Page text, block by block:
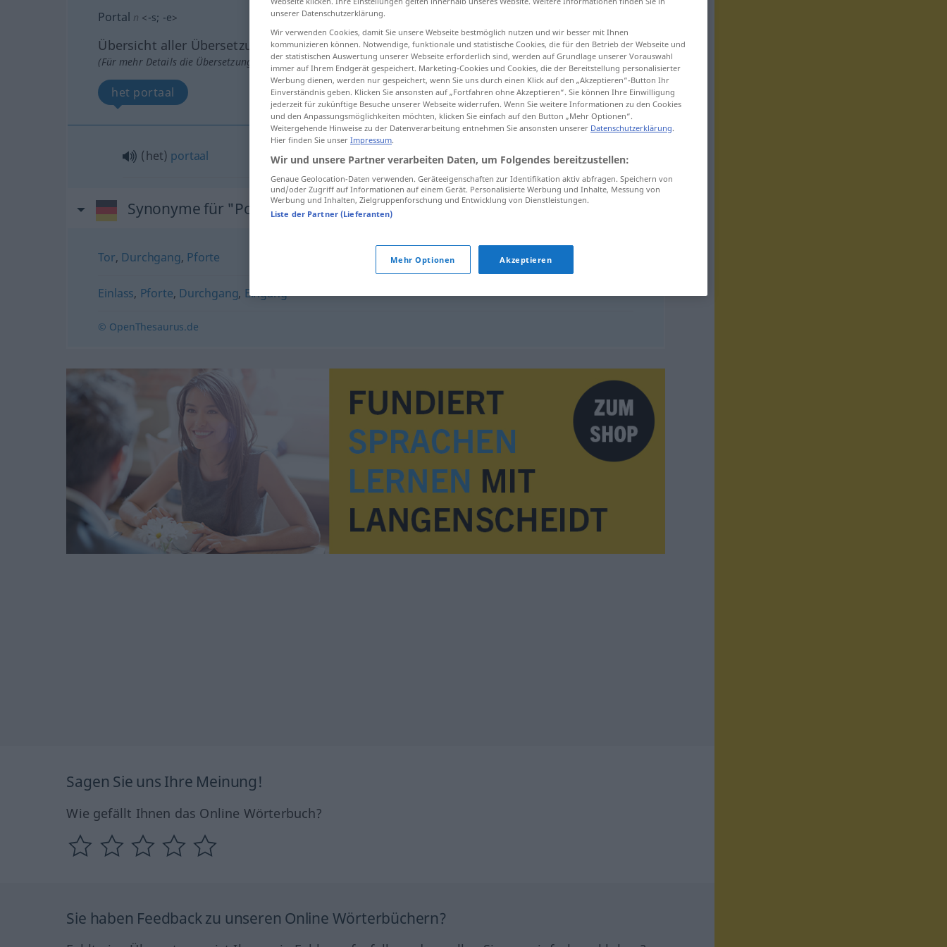
Portal n <-s; -e>
Übersicht aller Übersetzungen
(Für mehr Details die Übersetzung anklicken/antippen)
het portaal
(het) portaal Portala. IT
Synonyme für "Portal"
Tor, Durchgang, Pforte
Einlass, Pforte, Durchgang, Eingang
© OpenThesaurus.de
Sagen Sie uns Ihre Meinung!
Wie gefällt Ihnen das Online Wörterbuch?
Sie haben Feedback zu unseren Online Wörterbüchern?
unserer Datenschutzerklärung.
Wir verwenden Cookies, damit Sie unsere Webseite bestmöglich nutzen und wir besser mit Ihnen
kommunizieren können. Notwendige, funktionale und statistische Cookies, die für den Betrieb der Webseite und
der statistischen Auswertung unserer Webseite erforderlich sind, werden auf Grundlage unserer Vorauswahl
immer auf Ihrem Endgerät gespeichert. Marketing-Cookies und Cookies, die der Bereitstellung personalisierter
Werbung dienen, werden nur gespeichert, wenn Sie uns durch einen Klick auf den „Akzeptieren“-Button Ihr
Einverständnis geben. Klicken Sie ansonsten auf „Fortfahren ohne Akzeptieren“. Sie können Ihre Einwilligung
jederzeit für zukünftige Besuche unserer Webseite widerrufen. Wenn Sie weitere Informationen zu den Cookies
und den Anpassungsmöglichkeiten möchten, klicken Sie einfach auf den Button „Mehr Optionen“.
Weitergehende Hinweise zu der Datenverarbeitung entnehmen Sie ansonsten unserer Datenschutzerklärung.
Hier finden Sie unser Impressum.
Wir und unsere Partner verarbeiten Daten, um Folgendes bereitzustellen:
Genaue Geolocation-Daten verwenden. Geräteeigenschaften zur Identifikation aktiv abfragen. Speichern von
und/oder Zugriff auf Informationen auf einem Gerät. Personalisierte Werbung und Inhalte, Messung von
Werbung und Inhalten, Zielgruppenforschung und Entwicklung von Dienstleistungen.
Liste der Partner (Lieferanten)
Mehr Optionen Akzeptieren